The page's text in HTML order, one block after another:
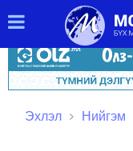
Эхлэл Нийгэм